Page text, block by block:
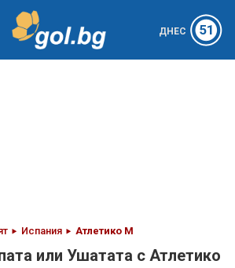
ДНЕС 51
Испания Атлетико М
или Ушатата с Атлетико